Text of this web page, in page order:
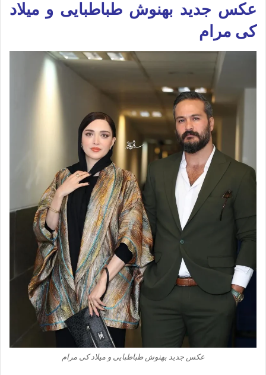
عکس جدید بهنوش طباطبایی و میلاد
کی مرام
عکس جدید بهنوش طباطبایی و میلاد کی مرام